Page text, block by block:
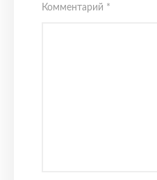
Комментарий *